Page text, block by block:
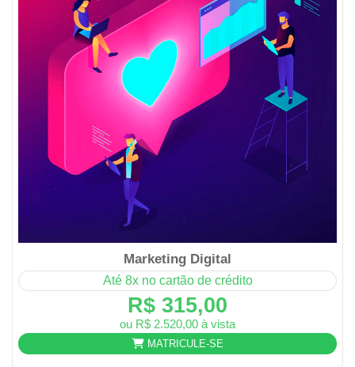
Marketing Digital
Até 8x no cartão de crédito
R$ 315,00
ou R$ 2.520,00 à vista
MATRICULE-SE